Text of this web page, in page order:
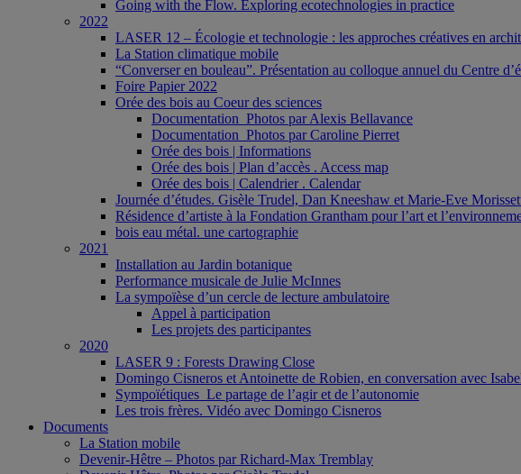
Going with the Flow. Exploring ecotechnologies in practice
2022
LASER 12 – Écologie et technologie : les approches créatives en
La Station climatique mobile
“Converser en bouleau”. Présentation au colloque annuel du Centre
Foire Papier 2022
Orée des bois au Coeur des sciences
Documentation_Photos par Alexis Bellavance
Documentation_Photos par Caroline Pierret
Orée des bois | Informations
Orée des bois | Plan d’accès . Access map
Orée des bois | Calendrier . Calendar
Journée d’études. Gisèle Trudel, Dan Kneeshaw et Marie-Eve
Résidence d’artiste à la Fondation Grantham pour l’art et
bois eau métal. une cartographie
2021
Installation au Jardin botanique
Performance musicale de Julie McInnes
La sympoïèse d’un cercle de lecture ambulatoire
Appel à participation
Les projets des participantes
2020
LASER 9 : Forests Drawing Close
Domingo Cisneros et Antoinette de Robien, en conversation avec
Sympoïétiques_Le partage de l’agir et de l’autonomie
Les trois frères. Vidéo avec Domingo Cisneros
Documents
La Station mobile
Devenir-Hêtre – Photos par Richard-Max Tremblay